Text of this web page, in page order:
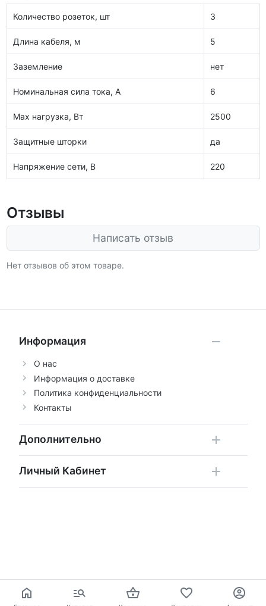
Количество розеток, шт 3
Длина кабеля, м 5
Заземление нет
Номинальная сила тока, А 6
Max нагрузка, Вт 2500
Защитные шторки да
Напряжение сети, В 220
Отзывы
Написать отзыв
Нет отзывов об этом товаре.
Информация
О нас
Информация о доставке
Политика конфиденциальности
Контакты
Дополнительно
Личный Кабинет